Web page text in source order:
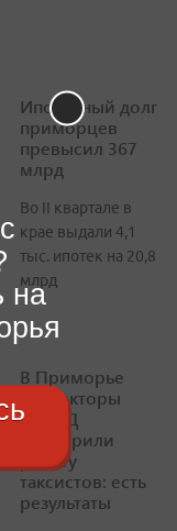
Ипотечный долг
приморцев
превысил 367
млрд
Во II квартале в
крае выдали 4,1
тыс. ипотек на 20,8
млрд
В Приморье
инспекторы
ГИБДД
проверили
работу
таксистов: есть
результаты
на